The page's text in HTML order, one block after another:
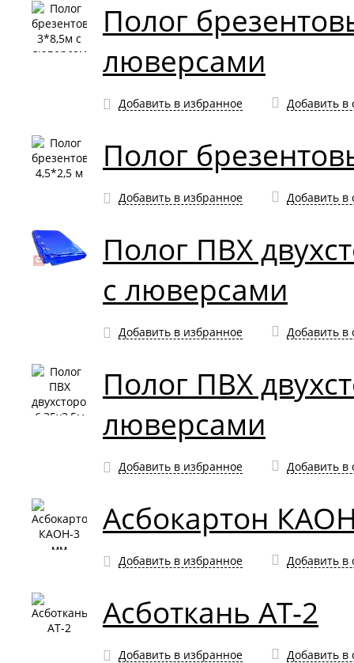
Полог
люверсами
Добавить в избранное Добавить в
Полог
Добавить в избранное Добавить в
Полог ПВХ
с люверсами
Добавить в избранное Добавить в
Полог ПВХ
люверсами
Добавить в избранное Добавить в
Асбокартон
Добавить в избранное Добавить в
Асботкань АТ-2
Добавить в избранное Добавить в